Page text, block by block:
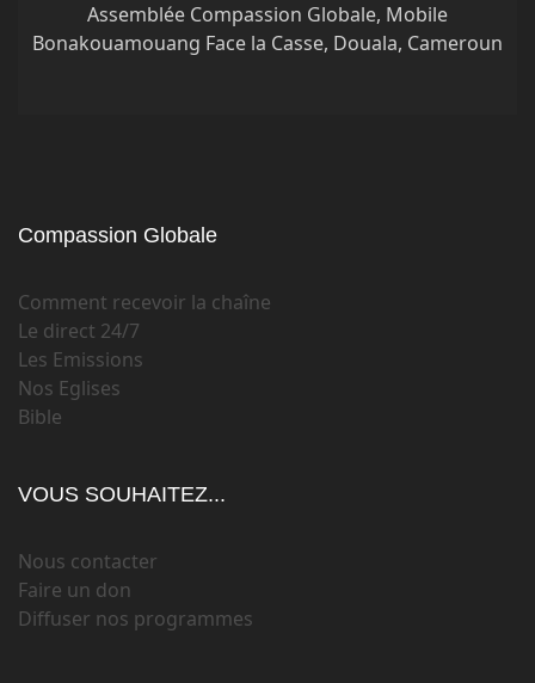
Assemblée Compassion Globale, Mobile
Bonakouamouang Face la Casse, Douala, Cameroun
Compassion Globale
Comment recevoir la chaîne
Le direct 24/7
Les Emissions
Nos Eglises
Bible
VOUS SOUHAITEZ...
Nous contacter
Faire un don
Diffuser nos programmes